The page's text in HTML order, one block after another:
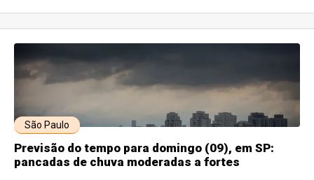
São Paulo
Previsão do tempo para domingo (09), em SP:
pancadas de chuva moderadas a fortes